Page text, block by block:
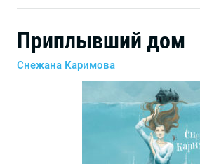
Приплывший дом
Снежана Каримова